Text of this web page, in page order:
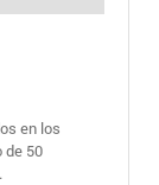
en los
de 50